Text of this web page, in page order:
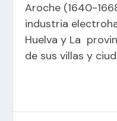
Aroche (1640-
industria
Huelva y La
de sus villas y